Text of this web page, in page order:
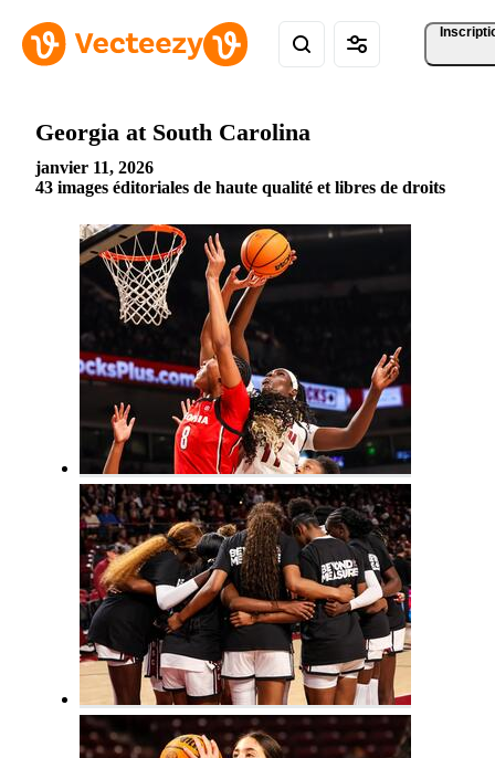
Georgia at South Carolina
janvier 11, 2026
43 images éditoriales de haute qualité et libres de droits